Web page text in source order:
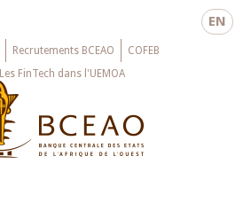
EN
Recrutements BCEAO
COFEB
Les FinTech dans l'UEMOA